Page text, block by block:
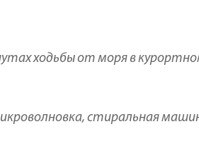
ходьбы от моря в
стиральная